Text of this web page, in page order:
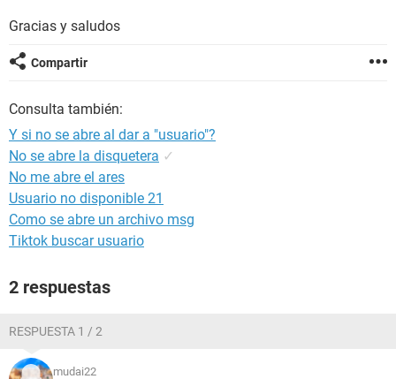
Gracias y saludos
Compartir
Consulta también:
Y si no se abre al dar a "usuario"?
No se abre la disquetera ✓
No me abre el ares
Usuario no disponible 21
Como se abre un archivo msg
Tiktok buscar usuario
2 respuestas
RESPUESTA 1 / 2
mudai22